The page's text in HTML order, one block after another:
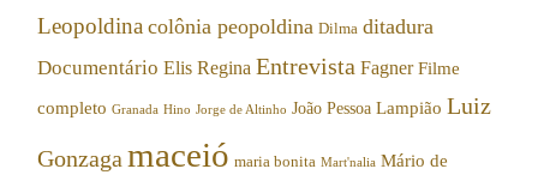
Leopoldina colônia peopoldina Dilma ditadura
Documentário Elis Regina Entrevista Fagner Filme
completo Granada Hino Jorge de Altinho João Pessoa Lampião Luiz
Gonzaga maceió maria bonita Mart'nalia Mário de